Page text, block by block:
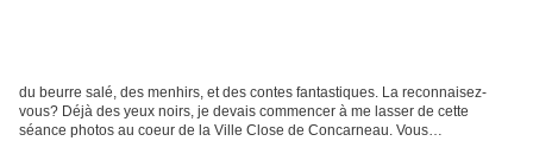
du beurre salé, des menhirs, et des contes fantastiques. La reconnaisez-
vous? Déjà des yeux noirs, je devais commencer à me lasser de cette
séance photos au coeur de la Ville Close de Concarneau. Vous